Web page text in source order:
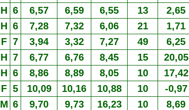
H 6 6,57 6,59 6,55 13 2,65
H 6 7,28 7,32 6,06 21 1,71
F 7 3,94 3,32 7,27 49 6,25
H 7 6,77 6,76 8,45 15 20,05
H 6 8,86 8,89 8,05 10 17,42
F 5 10,09 10,16 10,88 10 -0,97
M 6 9,70 9,73 16,23 10 8,69